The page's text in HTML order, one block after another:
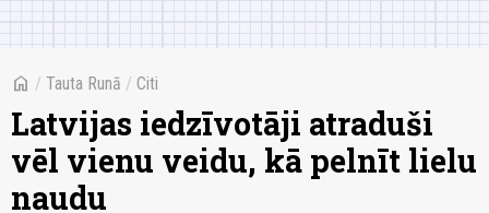
home / Tauta Runā / Citi
Latvijas iedzīvotāji atraduši
vēl vienu veidu, kā pelnīt lielu
naudu